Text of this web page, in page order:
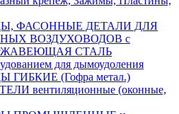
ФАСОННЫЕ ДЕТАЛИ ДЛЯ
ВОЗДУХОВОДОВ с
СТАЛЬ
для дымоудоления
(Гофра метал.)
вентиляционные (оконные,